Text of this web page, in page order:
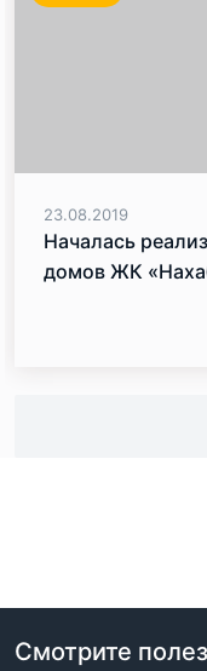
23.08.2019
Началась
домов ЖК
Смотрите